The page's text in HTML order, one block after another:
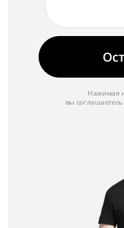
от 3 500 ₽
Замена матрицы
от 4 500 ₽
от 1 750 ₽
Замена ИК-
Замена блока
Нажимая
вы соглашаетесь